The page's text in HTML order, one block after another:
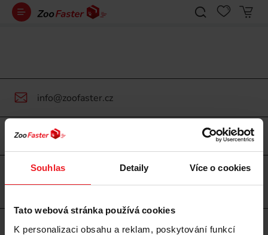
Souhlas Detaily Více o cookies
Tato webová stránka používá cookies
K personalizaci obsahu a reklam, poskytování funkcí
info@zoofaster.cz